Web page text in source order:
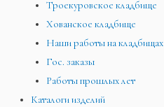
Троекуровское кладбище
Хованское кладбище
Наши работы на кладбищах
Гос. заказы
Работы прошлых лет
Каталоги изделий